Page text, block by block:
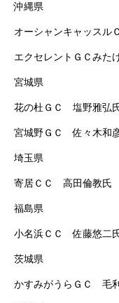
沖縄県
オーシャンキャッス
エクセレントＧＣみ
宮城県
花の杜ＧＣ 塩野雅弘
宮城野ＧＣ 佐々木和
埼玉県
寄居ＣＣ 高田倫教氏
福島県
小名浜ＣＣ 佐藤悠二
茨城県
かすみがうらＧＣ 毛